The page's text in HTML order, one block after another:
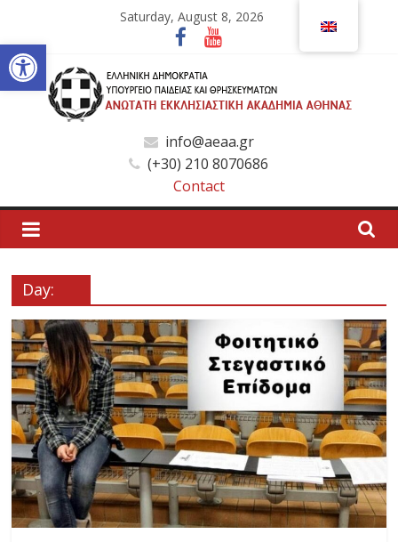
Open toolbar
content
Saturday, August 8, 2026
Ανώτατη
Εκκλησιαστική
Ακαδημία
Αθηνών
Ανώτατη
Εκκλησιαστική
Ακαδημία
Αθηνών
info@aeaa.gr
(+30) 210 8070686
Contact
Day: